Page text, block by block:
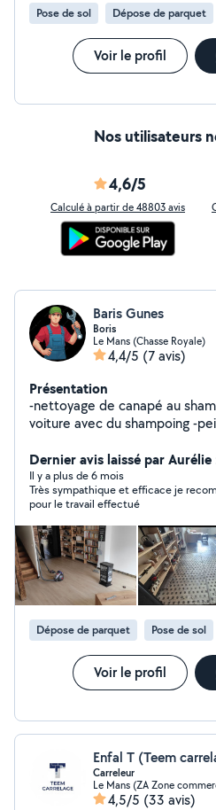
Pose de sol Dépose de parquet
Voir le profil
Nos utilisateurs
4,6/5
Calculé à partir de 48803 avis
Baris Gunes
Boris
Le Mans (Chasse Royale)
4,4/5 (7 avis)
Présentation
-nettoyage de canapé au
voiture avec du shampoing -
porte
Dernier avis laissé par
Il y a plus de 6 mois
Très sympathique et efficace je
pour le travail effectué
Dépose de parquet Pose de sol
Voir le profil
Enfal T (Teem
Carreleur
Le Mans (ZA Zone
4,5/5 (33 avis)